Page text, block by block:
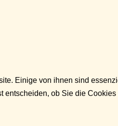
Einige von ihnen sind
entscheiden, ob Sie die